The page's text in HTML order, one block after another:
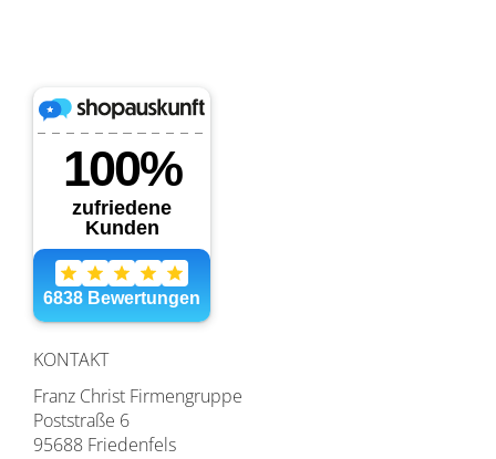
KONTAKT
Franz Christ Firmengruppe
Poststraße 6
95688 Friedenfels